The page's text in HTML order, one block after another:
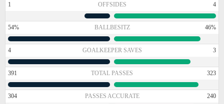
1 OFFSIDES 4
54% BALLBESITZ 46%
4 GOALKEEPER SAVES 3
391 TOTAL PASSES 323
304 PASSES ACCURATE 240